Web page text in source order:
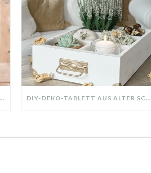
KRANZ AUS WILDEN KARDE SELBER MACHEN: HERBSTDEKO GANZ EINFACH DIY-DEKO-TABLETT AUS ALTER SCHUBLADE – NACHHALTIGE HERBSTDEKO SELBER MACHEN!